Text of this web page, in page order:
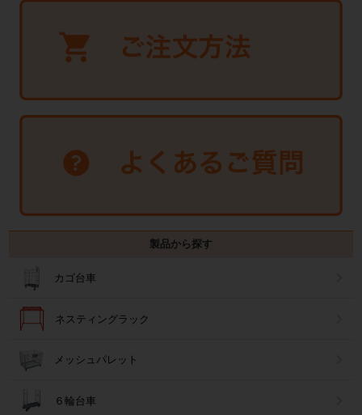
製品から探す
カゴ台車
ネスティングラック
メッシュパレット
６輪台車